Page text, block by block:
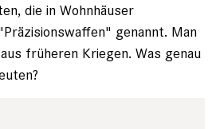
die in Wohnhäuser
genannt. Man
früheren Kriegen. Was genau